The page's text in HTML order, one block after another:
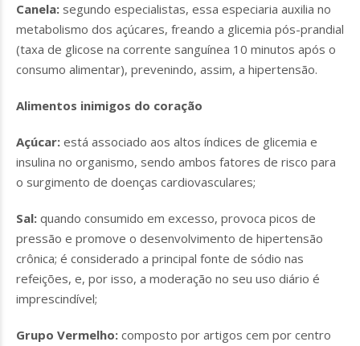
Canela: segundo especialistas, essa especiaria auxilia no
metabolismo dos açúcares, freando a glicemia pós-prandial
(taxa de glicose na corrente sanguínea 10 minutos após o
consumo alimentar), prevenindo, assim, a hipertensão.
Alimentos inimigos do coração
Açúcar: está associado aos altos índices de glicemia e
insulina no organismo, sendo ambos fatores de risco para
o surgimento de doenças cardiovasculares;
Sal: quando consumido em excesso, provoca picos de
pressão e promove o desenvolvimento de hipertensão
crônica; é considerado a principal fonte de sódio nas
refeições, e, por isso, a moderação no seu uso diário é
imprescindível;
Grupo Vermelho: composto por artigos cem por centro